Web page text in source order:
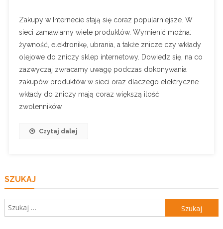
Zakupy w Internecie stają się coraz popularniejsze. W
sieci zamawiamy wiele produktów. Wymienić można:
żywność, elektronikę, ubrania, a także znicze czy wkłady
olejowe do zniczy sklep internetowy. Dowiedz się, na co
zazwyczaj zwracamy uwagę podczas dokonywania
zakupów produktów w sieci oraz dlaczego elektryczne
wkłady do zniczy mają coraz większą ilość
zwolenników.
Czytaj dalej
SZUKAJ